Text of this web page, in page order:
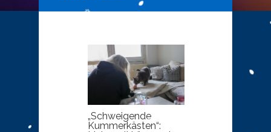
„Schweigende
Kummerkästen“: